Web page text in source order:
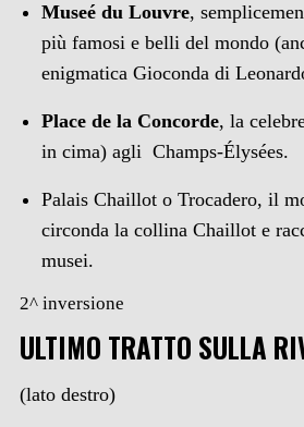
Museé du Louvre,
più famosi e belli del mondo
enigmatica Gioconda di
Place de la Concorde, la
in cima) agli Champs-Élysées.
Palais Chaillot o Trocadero, il
circonda la collina Chaillot e
musei.
2^ inversione
ULTIMO TRATTO SULLA
(lato destro)